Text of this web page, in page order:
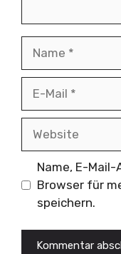
Mail
Name, E-
Browser für
speichern.